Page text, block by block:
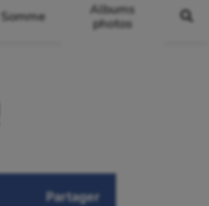
Somme
Albums
photos
Partager